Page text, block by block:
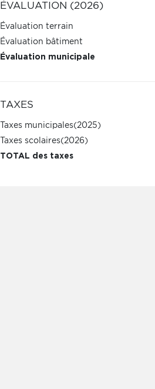
ÉVALUATION (2026)
Évaluation terrain
Évaluation bâtiment
Évaluation municipale
TAXES
Taxes municipales(2025)
Taxes scolaires(2026)
TOTAL des taxes